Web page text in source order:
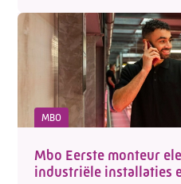
MBO
Mbo Eerste monteur
industriële installaties